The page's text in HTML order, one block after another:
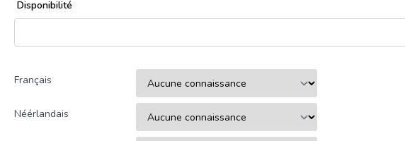
Disponibilité
Français
Néérlandais